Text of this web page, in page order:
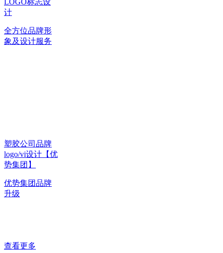
LOGO标志设
计
全方位品牌形
象及设计服务
塑胶公司品牌
logo/vi设计【优
势集团】
优势集团品牌
升级
查看更多